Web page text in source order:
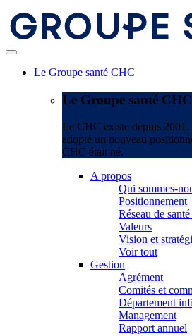
Le Groupe santé CHC
Le Groupe santé CHC
Le CHC existe depuis
adopté un nouveau
CHC était né.
A propos
Qui sommes-
Positionnement
Réseau de
Valeurs
Vision et
Voir tout
Gestion
Agrément
Comités et
Département
Management
Rapport annuel